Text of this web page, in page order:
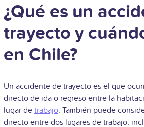
¿Qué es un
trayecto y
en Chile?
Un accidente de trayecto es el que
directo de ida o regreso entre la
lugar de trabajo. También puede
directo entre dos lugares de trabajo,